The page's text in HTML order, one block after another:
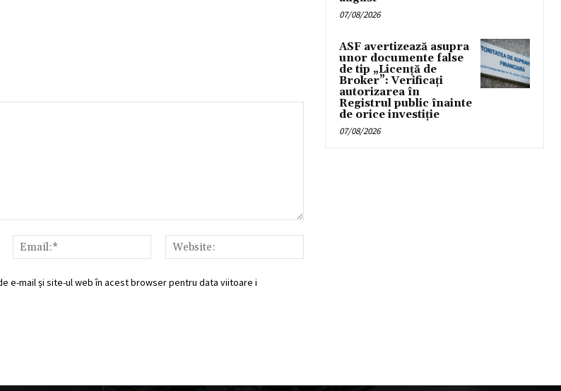
Nume:*
Email:*
e-mail și site-ul web în acest browser pentru data viitoare i
07/08/2026
ASF avertizează asupra
unor documente false
de tip „Licență de
Broker”: Verificați
autorizarea în
Registrul public înainte
de orice investiție
07/08/2026